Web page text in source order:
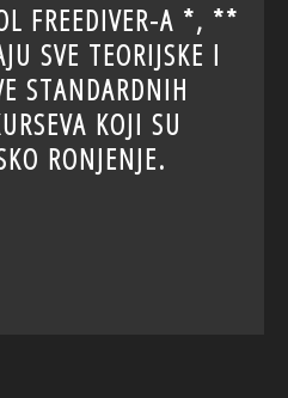
FREEDIVER-A *, **
SVE TEORIJSKЕ I
STANDARDNIH
KOJI SU
RONJENJE.